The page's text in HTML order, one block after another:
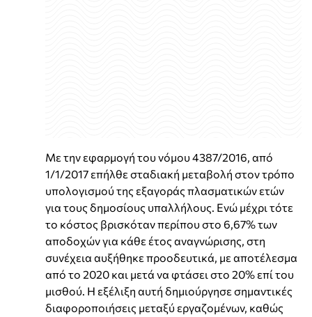
Με την εφαρμογή του νόμου 4387/2016, από
1/1/2017 επήλθε σταδιακή μεταβολή στον τρόπο
υπολογισμού της εξαγοράς πλασματικών ετών
για τους δημοσίους υπαλλήλους. Ενώ μέχρι τότε
το κόστος βρισκόταν περίπου στο 6,67% των
αποδοχών για κάθε έτος αναγνώρισης, στη
συνέχεια αυξήθηκε προοδευτικά, με αποτέλεσμα
από το 2020 και μετά να φτάσει στο 20% επί του
μισθού. Η εξέλιξη αυτή δημιούργησε σημαντικές
διαφοροποιήσεις μεταξύ εργαζομένων, καθώς